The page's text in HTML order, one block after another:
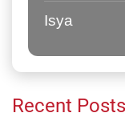
Isya
Recent Posts